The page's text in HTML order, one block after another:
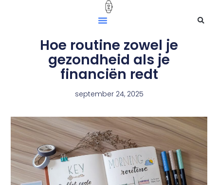
Hoe routine zowel je
gezondheid als je
financiën redt
september 24, 2025